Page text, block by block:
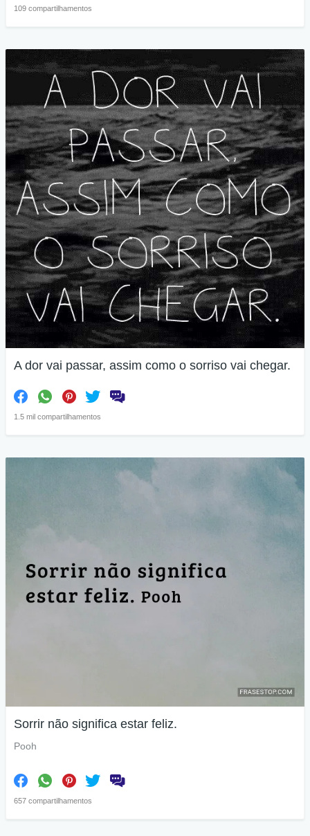
109 compartilhamentos
A dor vai passar, assim como o sorriso vai chegar.
1.5 mil compartilhamentos
Sorrir não significa estar feliz.
Pooh
657 compartilhamentos